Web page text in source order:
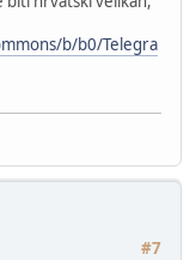
b/b0/Telegra
#7